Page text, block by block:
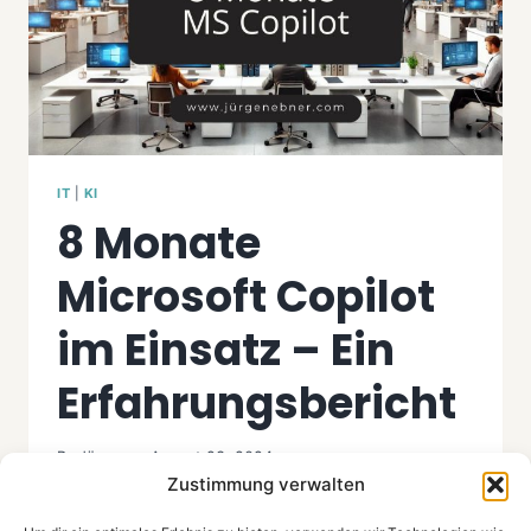
Zustimmung verwalten
IT KI
8 Monate
Microsoft Copilot
im Einsatz – Ein
Erfahrungsbericht
By Jürgen August 23, 2024
Warum Microsoft Copilot? Im Zuge der